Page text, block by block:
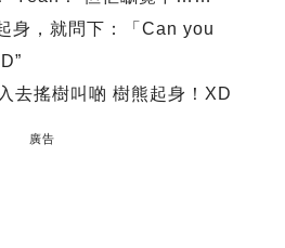
身，就問下：「Can you
去搖樹叫啲 樹熊起身！XD
廣告